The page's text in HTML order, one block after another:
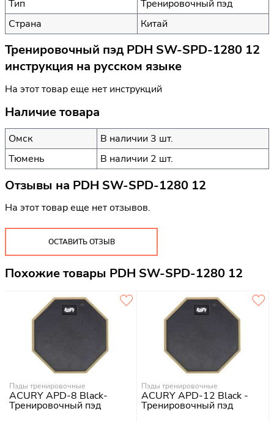
Тип
Тренировочный пэд
Страна
Китай
Тренировочный пэд PDH SW-SPD-1280 12
инструкция на русском языке
На этот товар еще нет инструкций
Наличие товара
Омск
В наличии 3 шт.
Тюмень
В наличии 2 шт.
Отзывы на PDH SW-SPD-1280 12
На этот товар еще нет отзывов.
ОСТАВИТЬ ОТЗЫВ
Похожие товары PDH SW-SPD-1280 12
Пэды тренировочные
ACURY APD-8 Black-
Тренировочный пэд
Пэды тренировочные
ACURY APD-12 Black -
Тренировочный пэд